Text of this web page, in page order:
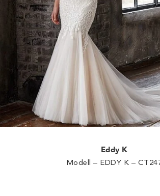
Eddy K
Modell – EDDY K –